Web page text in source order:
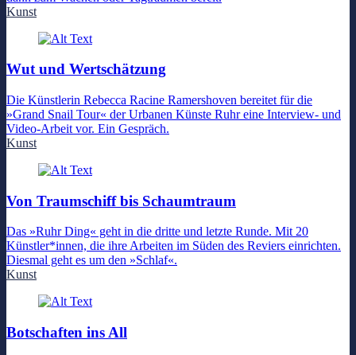
Kunst
Wut und Wertschätzung
Die Künstlerin Rebecca Racine Ramershoven bereitet für die
»Grand Snail Tour« der Urbanen Künste Ruhr eine Interview- und
Video-Arbeit vor. Ein Gespräch.
Kunst
Von Traumschiff bis Schaumtraum
Das »Ruhr Ding« geht in die dritte und letzte Runde. Mit 20
Künstler*innen, die ihre Arbeiten im Süden des Reviers einrichten.
Diesmal geht es um den »Schlaf«.
Kunst
Botschaften ins All